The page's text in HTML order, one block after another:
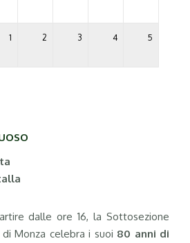
1 2 3 4 5
dalle ore 16, la Sottosezione
Monza celebra i suoi 80 anni di